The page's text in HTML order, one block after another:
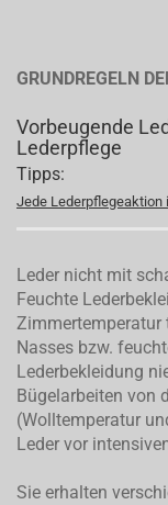
GRUNDREGELN
Vorbeugende
Lederpflege
Tipps:
Jede
Leder nicht mit
Feuchte
Zimmertemperatur
Nasses bzw.
Lederbekleidung
Bügelarbeiten von
(Wolltemperatur
Leder vor
Sie erhalten